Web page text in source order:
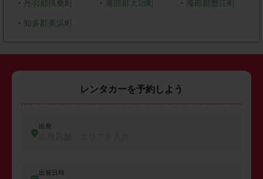
・ 丹羽郡扶桑町 ・ 海部郡大治町 ・ 海部郡蟹江町
・ 知多郡美浜町
レンタカーを予約しよう
出発
出発日時